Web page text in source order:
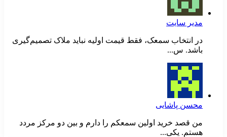
مدیر سایت
در انتخاب سمعک، فقط قیمت اولیه نباید ملاک تصمیم‌گیری
باشد. س...
محسن پاشایی
من قصد خرید اولین سمعکم را دارم و بین دو مرکز مردد
هستم. یکی...